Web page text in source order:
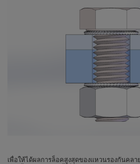
เพื่อให้ได้ผลการล็อคสูงสุดของแหวนรองกันคลาย